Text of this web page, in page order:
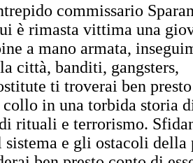
commissario
è rimasta vittima una
a mano armata,
città, banditi, gangsters,
ti troverai ben presto
in una torbida storia
rituali e terrorismo.
sistema e gli ostacoli